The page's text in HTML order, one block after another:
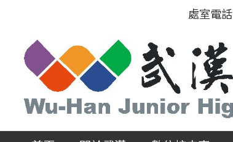
區
處室電話